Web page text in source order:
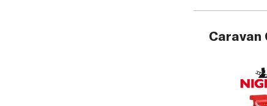
Caravan